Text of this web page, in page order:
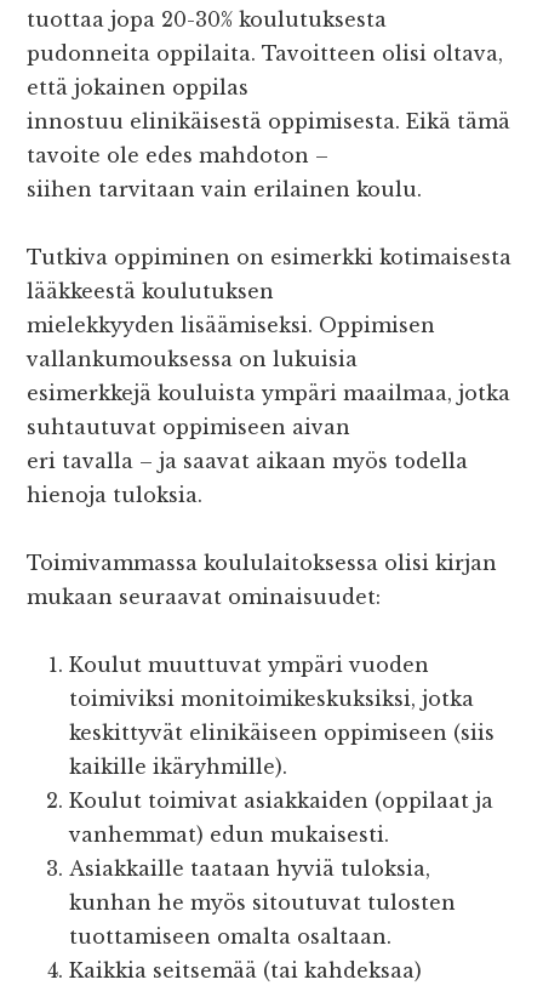
tuottaa jopa 20-30% koulutuksesta
pudonneita oppilaita. Tavoitteen olisi oltava,
että jokainen oppilas
innostuu elinikäisestä oppimisesta. Eikä tämä
tavoite ole edes mahdoton –
siihen tarvitaan vain erilainen koulu.
Tutkiva oppiminen on esimerkki kotimaisesta
lääkkeestä koulutuksen
mielekkyyden lisäämiseksi. Oppimisen
vallankumouksessa on lukuisia
esimerkkejä kouluista ympäri maailmaa, jotka
suhtautuvat oppimiseen aivan
eri tavalla – ja saavat aikaan myös todella
hienoja tuloksia.
Toimivammassa koululaitoksessa olisi kirjan
mukaan seuraavat ominaisuudet:
Koulut muuttuvat ympäri vuoden
toimiviksi monitoimikeskuksiksi, jotka
keskittyvät elinikäiseen oppimiseen (siis
kaikille ikäryhmille).
Koulut toimivat asiakkaiden (oppilaat ja
vanhemmat) edun mukaisesti.
Asiakkaille taataan hyviä tuloksia,
kunhan he myös sitoutuvat tulosten
tuottamiseen omalta osaltaan.
Kaikkia seitsemää (tai kahdeksaa)